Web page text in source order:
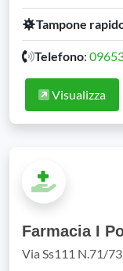
Tampone
Telefono:
Visualizza
Farmacia I
Via Ss111 N.71/